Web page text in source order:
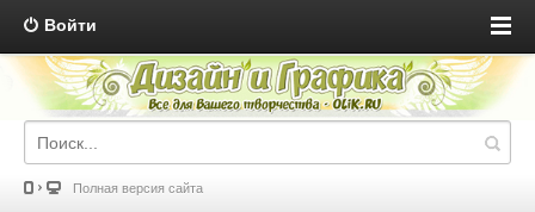
Войти
Полная версия сайта